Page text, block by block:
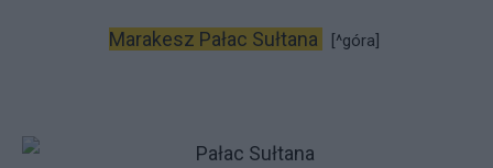
Marakesz Pałac Sułtana [^góra]